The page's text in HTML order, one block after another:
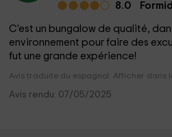
8.0
C'est un bungalow de qualité,
environnement pour faire des
fut une grande expérience!
Avis traduite du espagnol. Afficher dans
Avis rendu: 07/05/2025